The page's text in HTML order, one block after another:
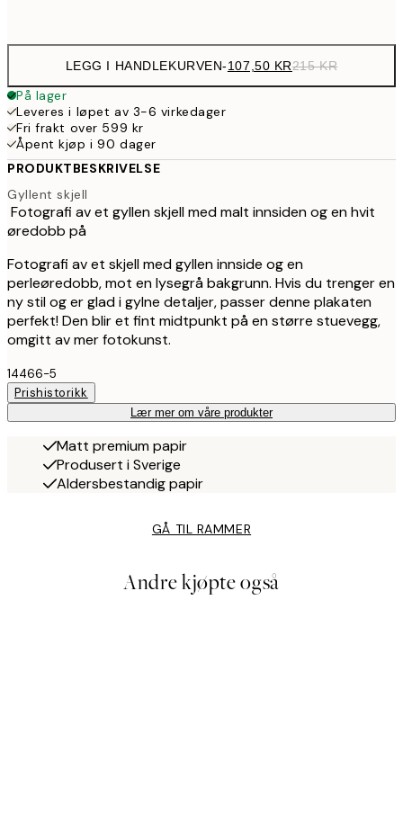
LEGG I HANDLEKURVEN-107,50 KR215 KR
På lager
Leveres i løpet av 3-6 virkedager
Fri frakt over 599 kr
Åpent kjøp i 90 dager
PRODUKTBESKRIVELSE
Gyllent skjell
Fotografi av et gyllen skjell med malt innsiden og en hvit
øredobb på
Fotografi av et skjell med gyllen innside og en
perleøredobb, mot en lysegrå bakgrunn. Hvis du trenger en
ny stil og er glad i gylne detaljer, passer denne plakaten
perfekt! Den blir et fint midtpunkt på en større stuevegg,
omgitt av mer fotokunst.
14466-5
Prishistorikk
Lær mer om våre produkter
Matt premium papir
Produsert i Sverige
Aldersbestandig papir
GÅ TIL RAMMER
Andre kjøpte også